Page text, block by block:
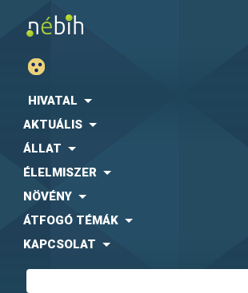
HIVATAL
AKTUÁLIS
ÁLLAT
ÉLELMISZER
NÖVÉNY
ÁTFOGÓ TÉMÁK
KAPCSOLAT